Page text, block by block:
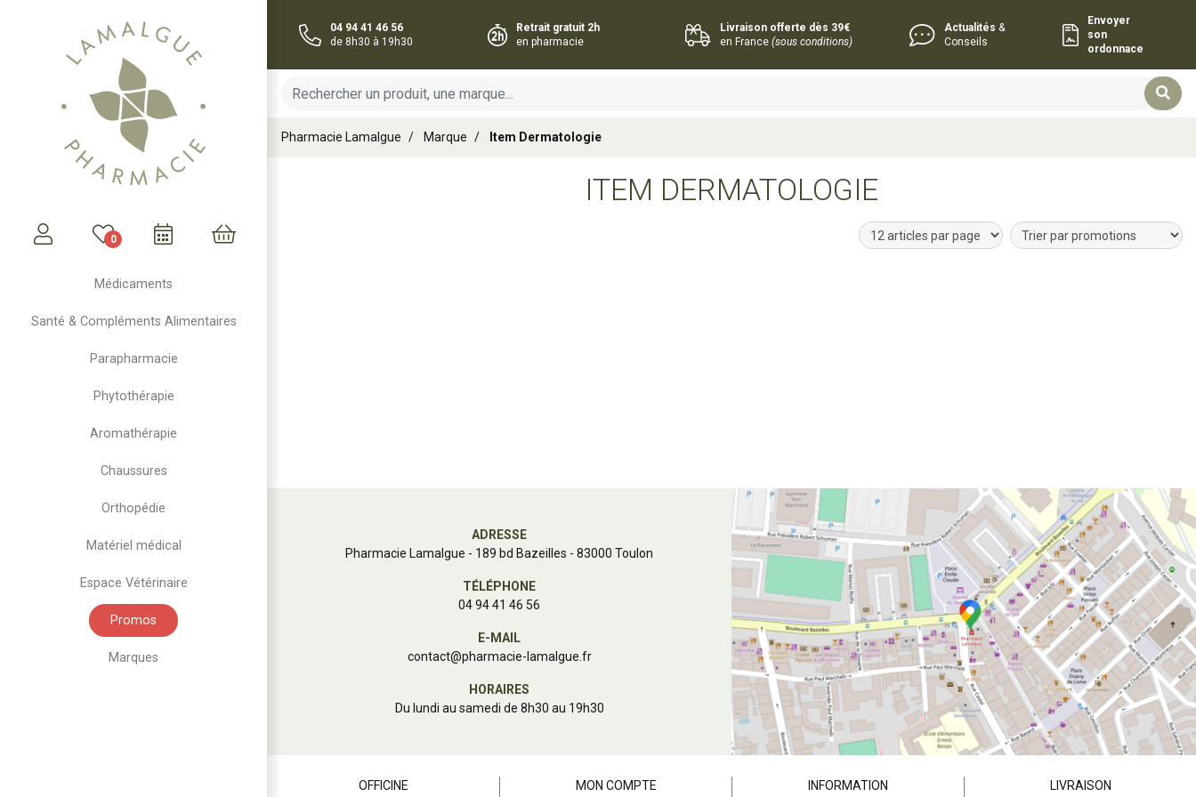
0
Médicaments
Santé & Compléments Alimentaires
Parapharmacie
Phytothérapie
Aromathérapie
Chaussures
Orthopédie
Matériel médical
Espace Vétérinaire
Promos
Marques
04 94 41 46 56
de 8h30 à 19h30
Retrait gratuit 2h
en pharmacie
Livraison offerte dès 39€
en France(sous conditions)
Actualités &
Conseils
Envoyer
son
ordonnace
Pharmacie Lamalgue Marque Item Dermatologie
ITEM DERMATOLOGIE
ADRESSE
Pharmacie Lamalgue - 189 bd Bazeilles - 83000 Toulon
TÉLÉPHONE
04 94 41 46 56
E-MAIL
contact@pharmacie-lamalgue.fr
HORAIRES
Du lundi au samedi de 8h30 au 19h30
OFFICINE MON COMPTE INFORMATION LIVRAISON